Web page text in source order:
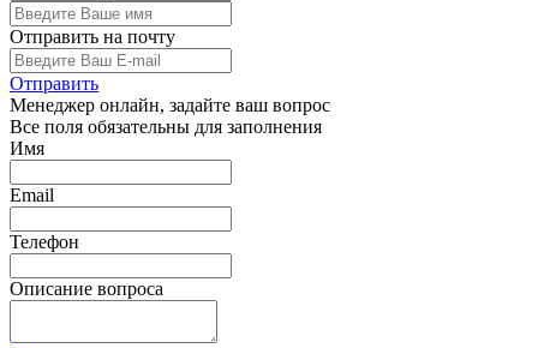
Отправить на почту
Отправить
Менеджер онлайн, задайте ваш вопрос
Все поля обязательны для заполнения
Имя
Email
Телефон
Описание вопроса